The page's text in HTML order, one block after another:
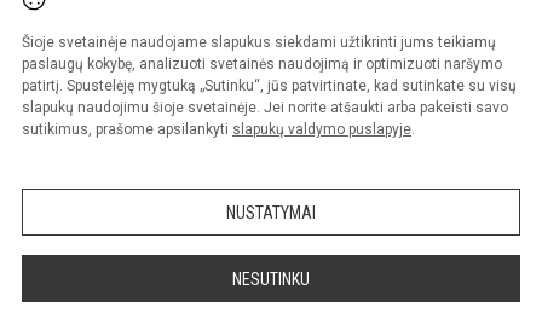
Šioje svetainėje naudojame slapukus siekdami užtikrinti jums teikiamų
paslaugų kokybę, analizuoti svetainės naudojimą ir optimizuoti naršymo
patirtį. Spustelėję mygtuką „Sutinku“, jūs patvirtinate, kad sutinkate su visų
slapukų naudojimu šioje svetainėje. Jei norite atšaukti arba pakeisti savo
sutikimus, prašome apsilankyti slapukų valdymo puslapyje.
NUSTATYMAI
NESUTINKU
saugomos.
Kopijuoti turinį be raštiško gimnazijos sutikimo griežtai draudžiama.
Prieinamumo paraiška Slapukų valdymas
Sumanus būdas atnaujinti